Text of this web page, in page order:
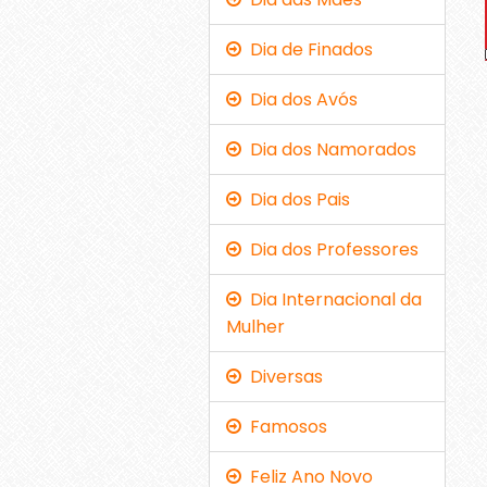
Dia de Finados
Dia dos Avós
Dia dos Namorados
Dia dos Pais
Dia dos Professores
Dia Internacional da
Mulher
Diversas
Famosos
Feliz Ano Novo